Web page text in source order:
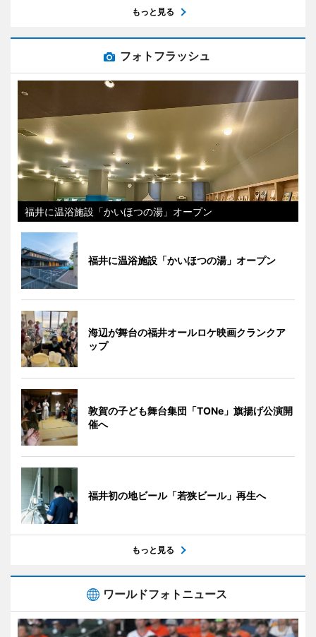
もっと見る
フォトフラッシュ
福井に温浴施設「かいほつの湯」オープン
福井に温浴施設「かいほつの湯」オープン
海辺が舞台の福井オールロケ映画クランクア
ップ
敦賀の子ども舞台集団「TONe」旗揚げ公演開
催へ
福井初の地ビール「若狭ビール」再生へ
もっと見る
ワールドフォトニュース